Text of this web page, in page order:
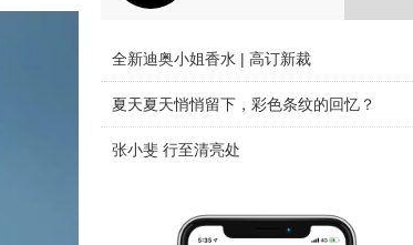
全新迪奥小姐香水 | 高订新裁
夏天夏天悄悄留下，彩色条纹的回忆？
张小斐 行至清亮处